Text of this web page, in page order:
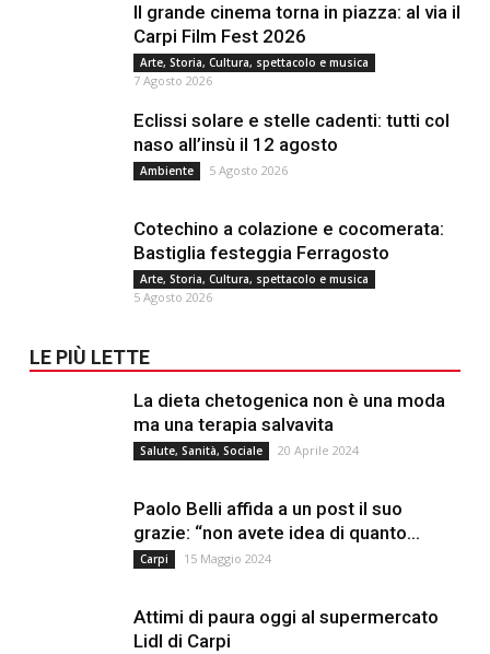
Il grande cinema torna in piazza: al via il
Carpi Film Fest 2026
Arte, Storia, Cultura, spettacolo e musica
7 Agosto 2026
Eclissi solare e stelle cadenti: tutti col
naso all’insù il 12 agosto
Ambiente 5 Agosto 2026
Cotechino a colazione e cocomerata:
Bastiglia festeggia Ferragosto
Arte, Storia, Cultura, spettacolo e musica
5 Agosto 2026
LE PIÙ LETTE
La dieta chetogenica non è una moda
ma una terapia salvavita
Salute, Sanità, Sociale 20 Aprile 2024
Paolo Belli affida a un post il suo
grazie: “non avete idea di quanto...
Carpi 15 Maggio 2024
Attimi di paura oggi al supermercato
Lidl di Carpi